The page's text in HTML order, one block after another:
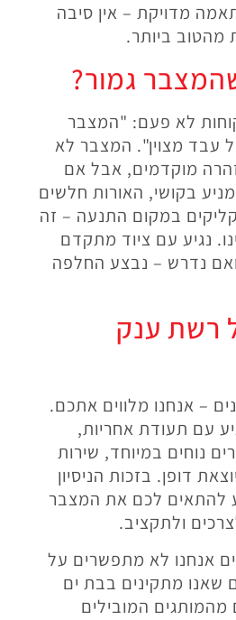
מדויקת – אין סיבה
ביותר.
גמור?
לא פעם: "המצבר
עבד מצוין". המצבר לא
מוקדמים, אבל אם
בקושי, האורות חלשים
במקום התנעה – זה
נגיע עם ציוד מתקדם
נדרש – נבצע החלפה
רשת ענק
– אנחנו מלווים אתכם.
עם תעודת אחריות,
נוחים במיוחד, שירות
דופן. בזכות הניסיון
להתאים לכם את המצבר
ולתקציב.
אנחנו לא מתפשרים על
שאנו מתקינים בבת ים
המובילים